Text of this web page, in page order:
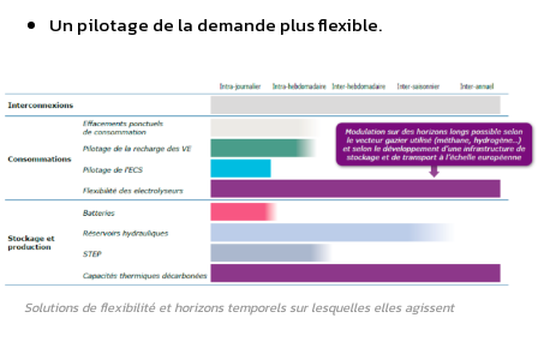
Un pilotage de la demande plus flexible.
Solutions de flexibilité et horizons temporels sur lesquelles elles agissent